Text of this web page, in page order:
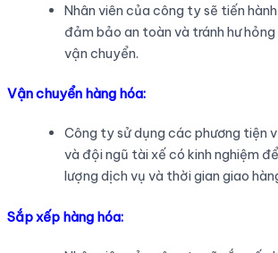
Nhân viên của công ty sẽ tiến
đảm bảo an toàn và tránh hư
vận chuyển.
Vận chuyển hàng hóa:
Công ty sử dụng các phương tiện
và đội ngũ tài xế có kinh nghiệm
lượng dịch vụ và thời gian giao
Sắp xếp hàng hóa: